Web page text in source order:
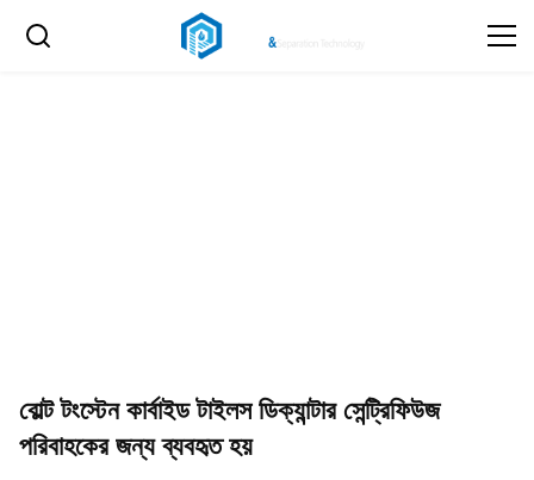
বোল্ট টংস্টেন কার্বাইড টাইলস ডিক্যান্টার সেন্ট্রিফিউজ
পরিবাহকের জন্য ব্যবহৃত হয়